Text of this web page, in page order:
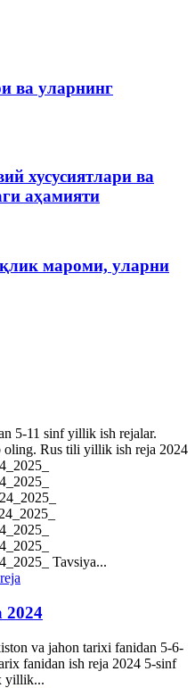
ва уларнинг
хусусиятлари ва
аҳамияти
мароми, уларни
5-11 sinf yillik ish rejalar.
Rus tili yillik ish reja 2024
Tavsiya...
2024
va jahon tarixi fanidan 5-6-
fanidan ish reja 2024 5-sinf
yillik...